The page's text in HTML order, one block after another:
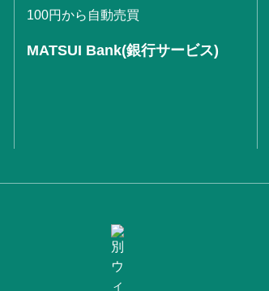
100円から自動売買
MATSUI Bank(銀行サービス)